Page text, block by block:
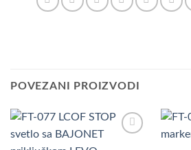
POVEZANI PROIZVODI